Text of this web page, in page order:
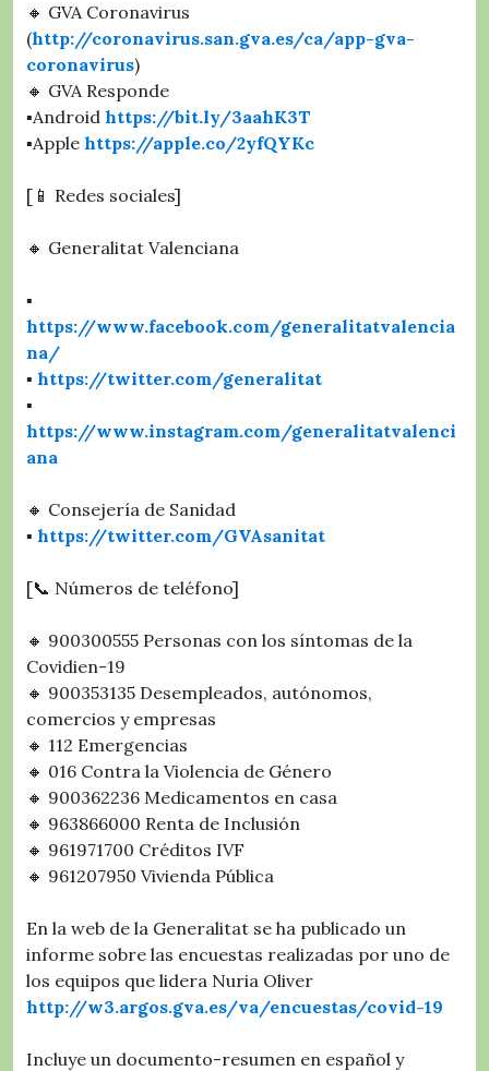
🔸 GVA Coronavirus
(http://coronavirus.san.gva.es/ca/app-gva-
coronavirus)
🔸 GVA Responde
▪️Android https://bit.ly/3aahK3T
▪️Apple https://apple.co/2yfQYKc
[📱 Redes sociales]
🔸 Generalitat Valenciana
▪️
https://www.facebook.com/generalitatvalencia
na/
▪️ https://twitter.com/generalitat
▪️
https://www.instagram.com/generalitatvalenci
ana
🔸 Consejería de Sanidad
▪️ https://twitter.com/GVAsanitat
[📞 Números de teléfono]
🔸 900300555 Personas con los síntomas de la
Covidien-19
🔸 900353135 Desempleados, autónomos,
comercios y empresas
🔸 112 Emergencias
🔸 016 Contra la Violencia de Género
🔸 900362236 Medicamentos en casa
🔸 963866000 Renta de Inclusión
🔸 961971700 Créditos IVF
🔸 961207950 Vivienda Pública
En la web de la Generalitat se ha publicado un
informe sobre las encuestas realizadas por uno de
los equipos que lidera Nuria Oliver
http://w3.argos.gva.es/va/encuestas/covid-19
Incluye un documento-resumen en español y